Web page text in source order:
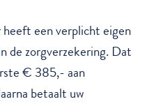
heeft een verplicht eigen
de zorgverzekering. Dat
€ 385,- aan
betaalt uw